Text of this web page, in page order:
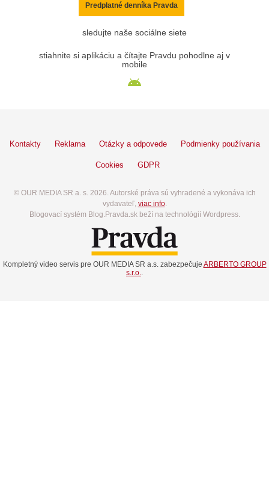
Predplatné denníka Pravda
sledujte naše sociálne siete
stiahnite si aplikáciu a čítajte Pravdu pohodlne aj v
mobile
Kontakty Reklama Otázky a odpovede Podmienky používania
Cookies GDPR
© OUR MEDIA SR a. s. 2026. Autorské práva sú vyhradené a vykonáva ich
vydavateľ, viac info.
Blogovací systém Blog.Pravda.sk beží na technológií Wordpress.
Kompletný video servis pre OUR MEDIA SR a.s. zabezpečuje ARBERTO GROUP
s.r.o.